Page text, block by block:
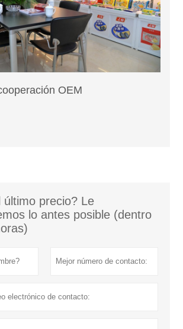
OEM
último precio? Le
lo antes posible (dentro